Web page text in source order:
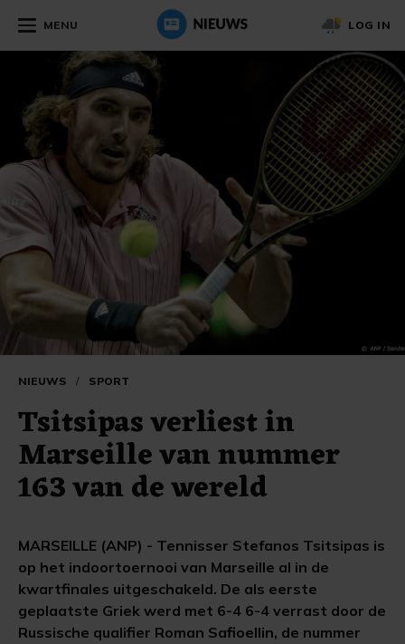
MENU LOG IN
NIEUWS / SPORT
Tsitsipas verliest in
Marseille van nummer
163 van de wereld
MARSEILLE (ANP) - Tennisser Stefanos Tsitsipas is
op het indoortoernooi van Marseille al in de
kwartfinales uitgeschakeld. De als eerste
geplaatste Griek werd met 6-4 6-4 verrast door de
Russische qualifier Roman Safioellin, de nummer